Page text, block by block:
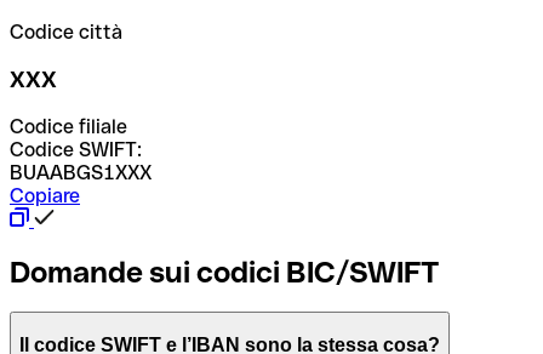
Codice città
XXX
Codice filiale
Codice SWIFT:
BUAABGS1XXX
Copiare
Domande sui codici BIC/SWIFT
Il codice SWIFT e l’IBAN sono la stessa cosa?